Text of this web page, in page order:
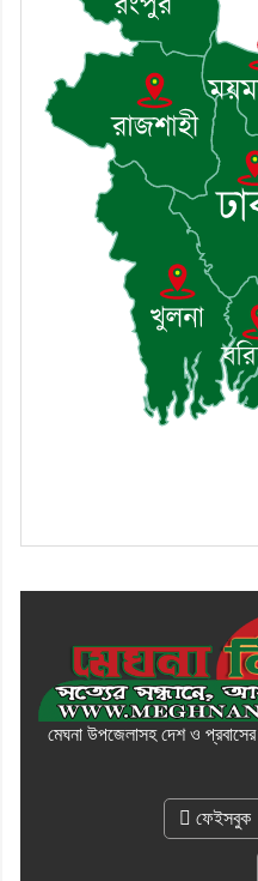
৮।
নিলেন
৯।
সভা
১০।
বিশ্লেষণ
মেঘনা উপজেলাসহ দেশ ও
ফেইসবুক